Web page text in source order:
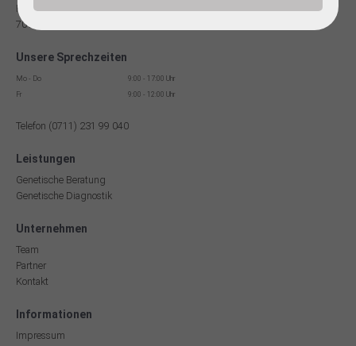
Reinsburgstr. 13
70178 Stuttgart
Unsere Sprechzeiten
Mo - Do
9:00 - 17:00 Uhr
Fr
9:00 - 12:00 Uhr
Telefon (0711) 231 99 040
Leistungen
Genetische Beratung
Genetische Diagnostik
Unternehmen
Team
Partner
Kontakt
Informationen
Impressum